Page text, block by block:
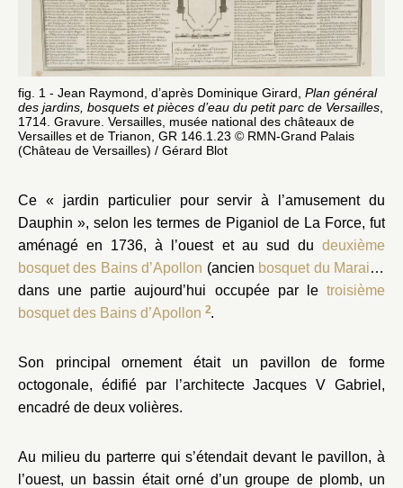
fig. 1 - Jean Raymond, d’après Dominique Girard, Plan général
des jardins, bosquets et pièces d’eau du petit parc de Versailles
1714. Gravure. Versailles, musée national des châteaux de
Versailles et de Trianon, GR 146.1.23 © RMN-Grand Palais
(Château de Versailles) / Gérard Blot
Ce « jardin particulier pour servir à l’amusement du
Dauphin », selon les termes de Piganiol de La Force, fut
aménagé en 1736, à l’ouest et au sud du deuxième
bosquet des Bains d’Apollon (ancien bosquet du Marais ),
dans une partie aujourd’hui occupée par le troisième
bosquet des Bains d’Apollon 2.
Son principal ornement était un pavillon de forme
octogonale, édifié par l’architecte Jacques V Gabriel,
encadré de deux volières.
Au milieu du parterre qui s’étendait devant le pavillon, à
l’ouest, un bassin était orné d’un groupe de plomb, un